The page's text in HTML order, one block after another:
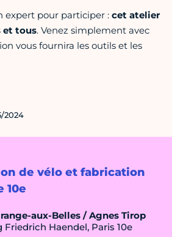
de vélo et fabrication
10e
aux-Belles / Agnes Tirop
Friedrich Haendel, Paris 10e
expert pour participer : cet atelier
et tous. Venez simplement avec
vous fournira les outils et les
2024